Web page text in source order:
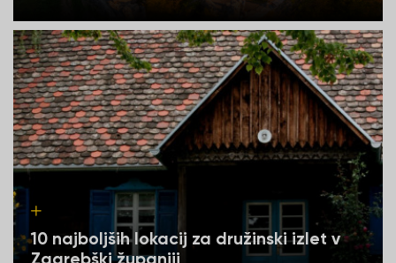
10 najboljših lokacij za družinski izlet v